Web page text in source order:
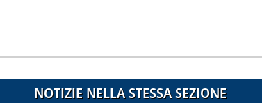
NOTIZIE NELLA STESSA SEZIONE